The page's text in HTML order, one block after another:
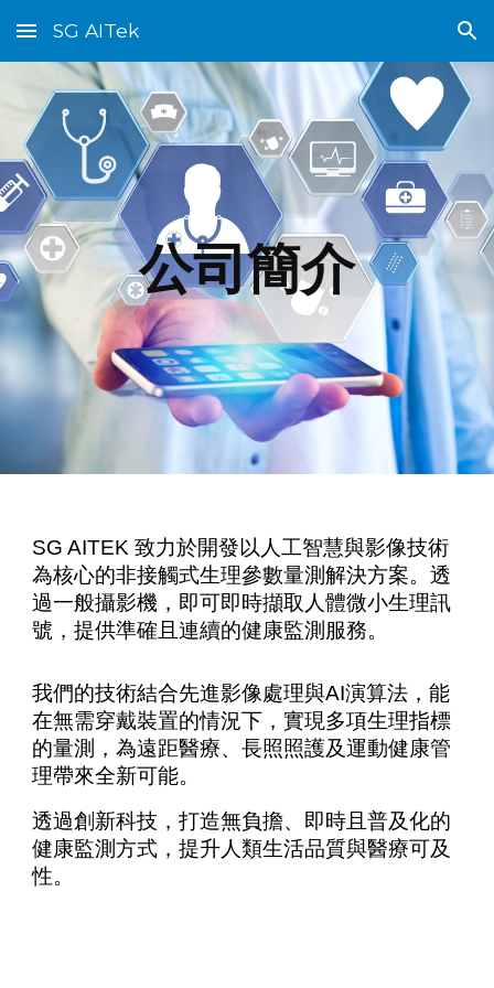
Skip to main content Skip to navigation
SG AITek
公司簡介
SG AITEK 致力於開發以人工智慧與影像技術
為核心的非接觸式生理參數量測解決方案。透
過一般攝影機，即可即時擷取人體微小生理訊
號，提供準確且連續的健康監測服務。
我們的技術結合先進影像處理與AI演算法，能
在無需穿戴裝置的情況下，實現多項生理指標
的量測，為遠距醫療、長照照護及運動健康管
理帶來全新可能。
透過創新科技，打造無負擔、即時且普及化的
健康監測方式，提升人類生活品質與醫療可及
性。